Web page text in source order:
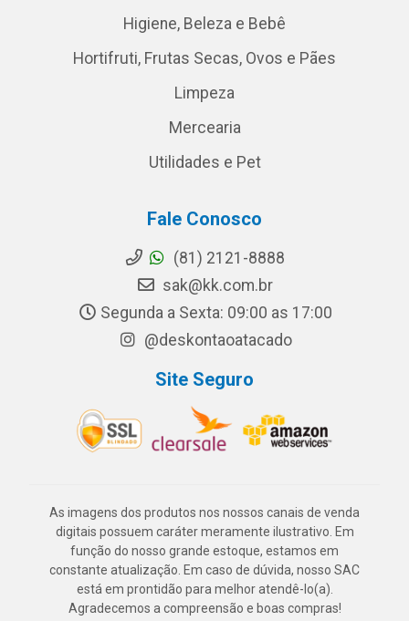
Higiene, Beleza e Bebê
Hortifruti, Frutas Secas, Ovos e Pães
Limpeza
Mercearia
Utilidades e Pet
Fale Conosco
(81) 2121-8888
sak@kk.com.br
Segunda a Sexta: 09:00 as 17:00
@deskontaoatacado
Site Seguro
As imagens dos produtos nos nossos canais de venda
digitais possuem caráter meramente ilustrativo. Em
função do nosso grande estoque, estamos em
constante atualização. Em caso de dúvida, nosso SAC
está em prontidão para melhor atendê-lo(a).
Agradecemos a compreensão e boas compras!